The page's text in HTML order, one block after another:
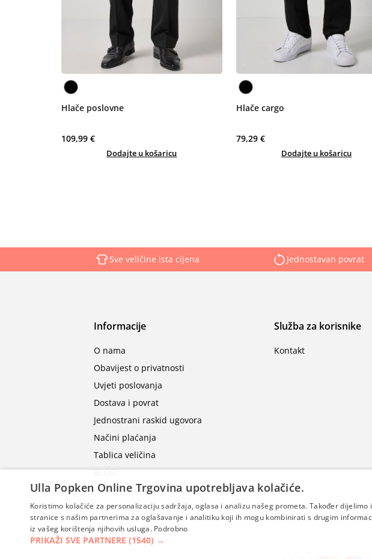
Hlače poslovne
109,99 €
Dodajte u košaricu
Hlače cargo
79,29 €
Dodajte u košaricu
Sve veličine ista cijena Jednostavan povrat
Informacije
O nama
Obavijest o privatnosti
Uvjeti poslovanja
Dostava i povrat
Jednostrani raskid ugovora
Načini plaćanja
Tablica veličina
BLOG
Služba za korisnike
Kontakt
Ulla Popken Online Trgovina upotrebljava kolačiće.
Koristimo kolačiće za personalizaciju sadržaja, oglasa i analizu našeg prometa. Također
stranice s našim partnerima za oglašavanje i analitiku koji ih mogu kombinirati s drugim
iz vašeg korištenja njihovih usluga. Podrobno
PRIKAŽI SVE PARTNERE (1540) →